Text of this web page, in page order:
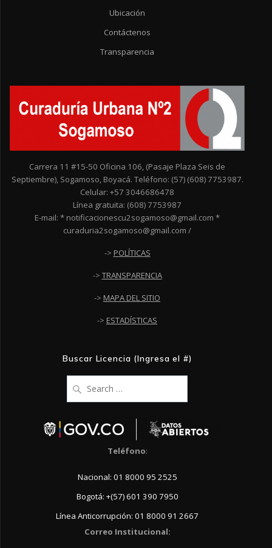
Ubicación
Contáctenos
Transparencia
Carrera 11 #15-50 Oficina 106, (Pasaje Plaza Seis de
Septiembre), Sogamoso, Boyacá. Teléfono: (57) (608) 7753987.
Celular: +57 3046686478
Línea gratuita: (608) 7753987
E-mail: * notificacionescu2sogamoso@gmail.com *
curaduria2sogamoso@gmail.com /
-> POLÍTICAS
-> TRANSPARENCIA
-> MAPA DEL SITIO
-> ESTADÍSTICAS
Buscar Licencia (Ingresa el #)
for:
Teléfono:
Nacional: 01 8000 95 2525
Bogotá: +(57) 601 390 7950
Línea Anticorrupción: 01 8000 91 2667
Correo Institucional: